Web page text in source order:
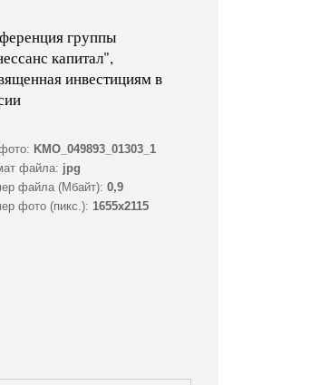
группы
капитал",
инвестициям в
KMO_049893_01303_1
файла: jpg
файла (Мбайт): 0,9
фото (пикс.): 1655x2115